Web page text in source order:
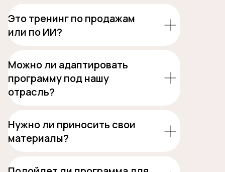
Это тренинг по продажам
или по ИИ?
Можно ли адаптировать
программу под нашу
отрасль?
Нужно ли приносить свои
материалы?